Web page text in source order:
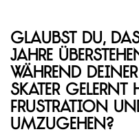
Glaubst du,
Jahre
während
Skater gelernt
Frustration
umzugehen?